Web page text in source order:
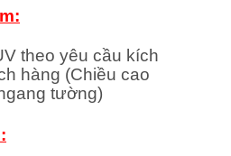
theo yêu cầu kích
hàng (Chiều cao
tường)